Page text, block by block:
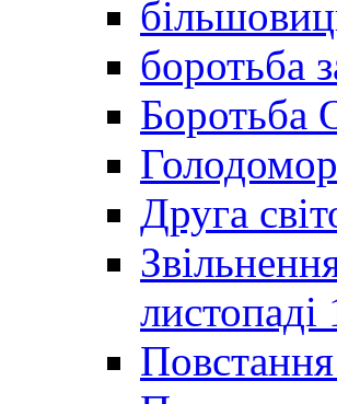
боротьба
Боротьба
Друга